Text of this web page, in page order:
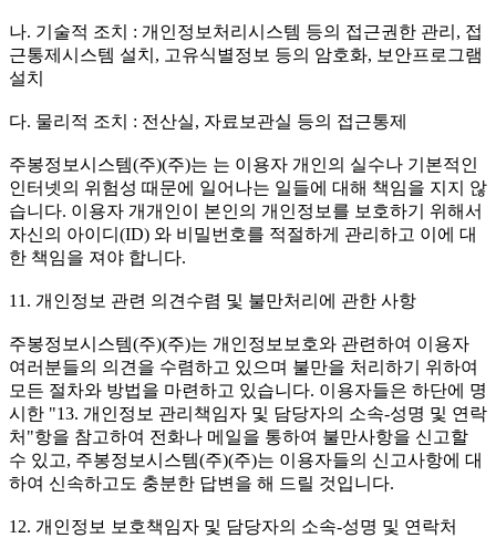
나. 기술적 조치 : 개인정보처리시스템 등의 접근권한 관리, 접
근통제시스템 설치, 고유식별정보 등의 암호화, 보안프로그램
설치
다. 물리적 조치 : 전산실, 자료보관실 등의 접근통제
주봉정보시스템(주)(주)는 는 이용자 개인의 실수나 기본적인
인터넷의 위험성 때문에 일어나는 일들에 대해 책임을 지지 않
습니다. 이용자 개개인이 본인의 개인정보를 보호하기 위해서
자신의 아이디(ID) 와 비밀번호를 적절하게 관리하고 이에 대
한 책임을 져야 합니다.
11. 개인정보 관련 의견수렴 및 불만처리에 관한 사항
주봉정보시스템(주)(주)는 개인정보보호와 관련하여 이용자
여러분들의 의견을 수렴하고 있으며 불만을 처리하기 위하여
모든 절차와 방법을 마련하고 있습니다. 이용자들은 하단에 명
시한 "13. 개인정보 관리책임자 및 담당자의 소속-성명 및 연락
처"항을 참고하여 전화나 메일을 통하여 불만사항을 신고할
수 있고, 주봉정보시스템(주)(주)는 이용자들의 신고사항에 대
하여 신속하고도 충분한 답변을 해 드릴 것입니다.
12. 개인정보 보호책임자 및 담당자의 소속-성명 및 연락처